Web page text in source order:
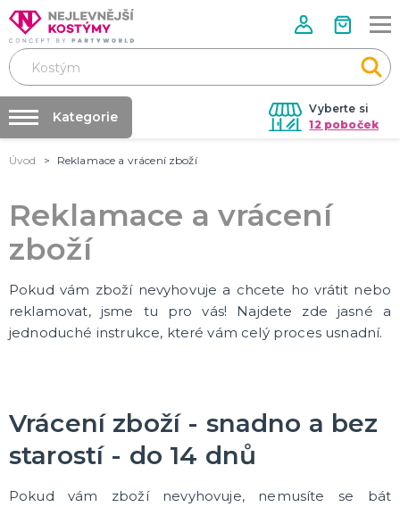
Vyberte si
12 poboček
Půjčovna kostýmů
Nafukování balónků
Prodejny
Rozvoz
Párty Blog
O nás
Kategorie
Valentýnské dekorace
Valentýnské hry
Valentýnské kostýmy
DALŠÍ KATEGORIE
PÁLENÍ ČARODEJNIC
Čarodejnické klobouky
Čarodejnické pláště
ROZLUČKA SE SVOBODOU
Další doplňky
Doplňky pro nevěstu
Doplňky pro družičky
Doplňky pro mládence
Balónky a girlandy
Výzdoba a dekorace
Fotokoutek
Originální dárky
Společenské hry
DALŠÍ KATEGORIE
Úvod Reklamace a vrácení zboží
Reklamace a vrácení
zboží
Pokud vám zboží nevyhovuje a chcete ho vrátit nebo
reklamovat, jsme tu pro vás! Najdete zde jasné a
jednoduché instrukce, které vám celý proces usnadní.
Vrácení zboží - snadno a bez
starostí - do 14 dnů
Pokud vám zboží nevyhovuje, nemusíte se bát